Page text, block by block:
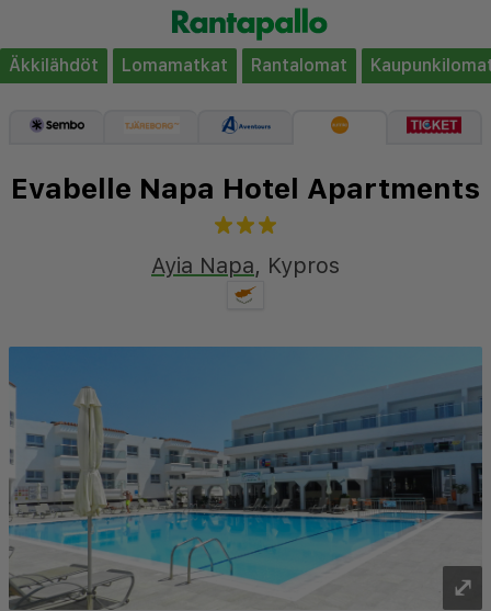
Äkkilähdöt Lomamatkat Rantalomat
Evabelle Napa Hotel Apartments
Ayia Napa, Kypros
⤢